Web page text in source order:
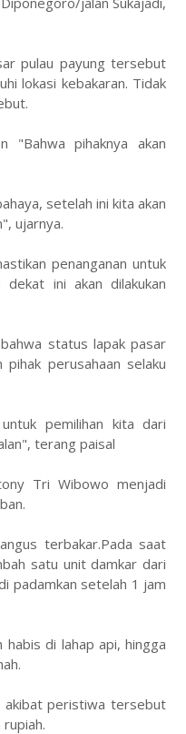
pulau payung tersebut
lokasi kebakaran. Tidak
"Bahwa pihaknya akan
setelah ini kita akan
ujarnya.
penanganan untuk
ini akan dilakukan
status lapak pasar
perusahaan selaku
pemilihan kita dari
terang paisal
Tri Wibowo menjadi
terbakar.Pada saat
satu unit damkar dari
padamkan setelah 1 jam
di lahap api, hingga
akibat peristiwa tersebut